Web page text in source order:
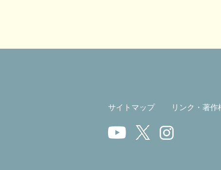
サイトマップ リンク・著作